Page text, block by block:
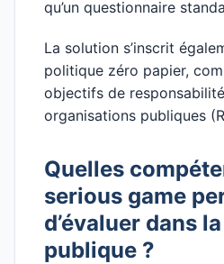
qu’un questionnaire
La solution s’inscrit
politique zéro papier,
objectifs de
organisations publiques
Quelles
serious game
d’évaluer dans
publique ?